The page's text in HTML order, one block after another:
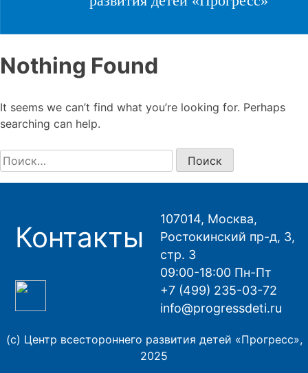
Nothing Found
It seems we can’t find what you’re looking for. Perhaps
searching can help.
Найти:
Контакты
107014, Москва,
Ростокинский пр-д, 3,
стр. 3
09:00-18:00 Пн-Пт
+7 (499) 235-03-72
info@progressdeti.ru
(с) Центр всестороннего развития детей «Прогресс»,
2025